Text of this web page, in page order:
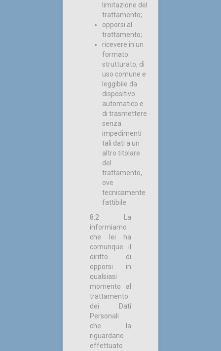
limitazione del
trattamento;
opporsi al
trattamento;
ricevere in un
formato
strutturato, di
uso comune e
leggibile da
dispositivo
automatico e
di trasmettere
senza
impedimenti
tali dati a un
altro titolare
del
trattamento,
ove
tecnicamente
fattibile.
8.2 La
informiamo
che lei ha
comunque il
diritto di
opporsi in
qualsiasi
momento al
trattamento
dei Dati
Personali
che la
riguardano
effettuato